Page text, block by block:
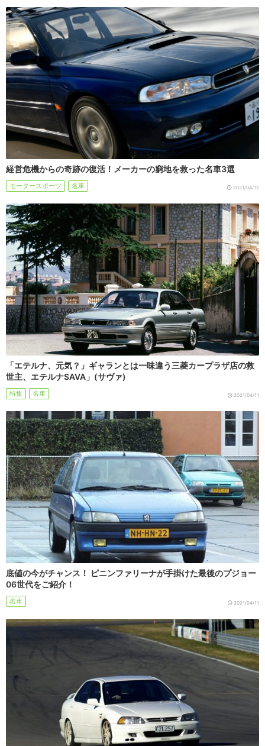
経営危機からの奇跡の復活！メーカーの窮地を救った名車3選
モータースポーツ 名車 2021/04/12
「エテルナ、元気？」ギャランとは一味違う三菱カープラザ店の救
世主、エテルナSAVA」(サヴァ)
特集 名車 2021/04/11
底値の今がチャンス！ ピニンファリーナが手掛けた最後のプジョー
06世代をご紹介！
名車 2021/04/11